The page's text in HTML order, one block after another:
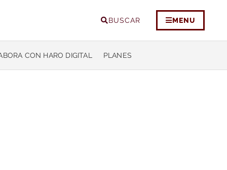
BUSCAR MENU
CON HARO DIGITAL PLANES